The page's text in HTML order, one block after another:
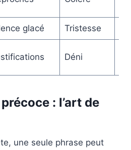
glacé Tristesse
Déni
: l’art de
une seule phrase peut